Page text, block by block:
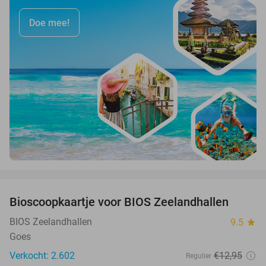
Doe mee!
Bioscoopkaartje voor BIOS Zeelandhallen
BIOS Zeelandhallen 9.5 star
Goes
Verkocht: 2.602
Regulier €12,95